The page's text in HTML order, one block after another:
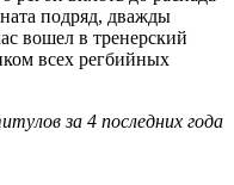
подряд, дважды
вошел в тренерский
всех регбийных
за 4 последних года